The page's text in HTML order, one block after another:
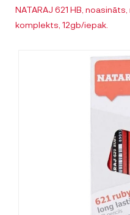
NATARAJ 621 HB,
komplekts, 12gb/iepak.